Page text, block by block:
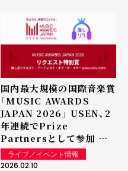
powered by USEN」を
実施～最新のアーティスト
ランキング1-100位
（2026年2月25日現在）を
公開!
国内最大規模の国際音楽賞
「MUSIC AWARDS
JAPAN 2026」 USEN、2
年連続でPrize
Partnersとして参加 リ
クエスト特別賞「推し活リ
クエスト・アーティスト・
ライブ／イベント情報
2026.02.10